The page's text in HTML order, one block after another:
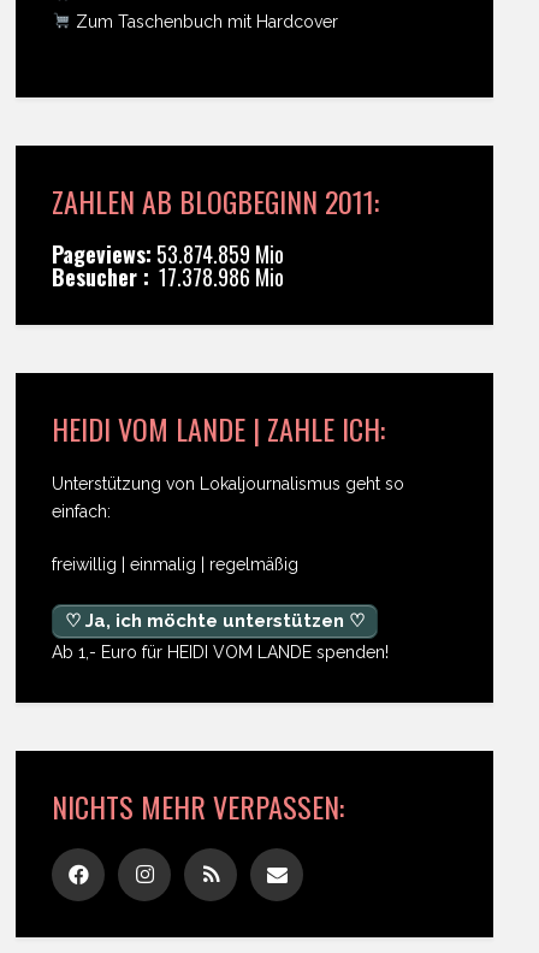
Zum Taschenbuch mit Hardcover
ZAHLEN AB BLOGBEGINN 2011:
Pageviews: 53.874.859 Mio
Besucher : 17.378.986 Mio
HEIDI VOM LANDE | ZAHLE ICH:
Unterstützung von Lokaljournalismus geht so
einfach:
freiwillig | einmalig | regelmäßig
♡ Ja, ich möchte unterstützen ♡
Ab 1,- Euro für HEIDI VOM LANDE spenden!
NICHTS MEHR VERPASSEN: